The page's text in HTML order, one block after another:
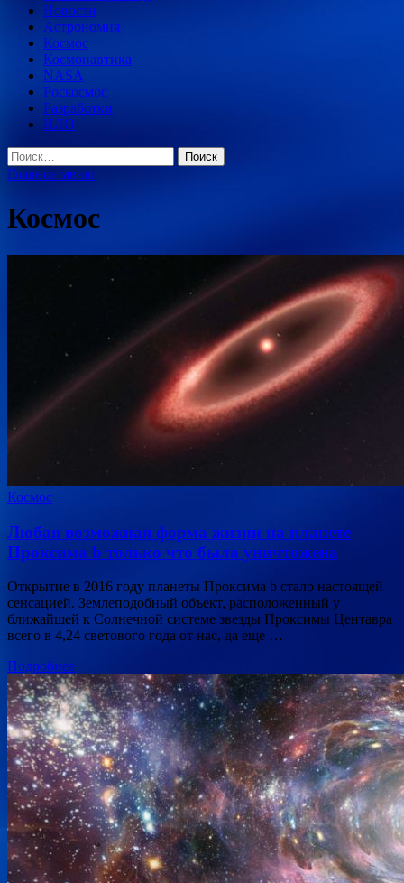
Новости
Астрономия
Космос
Космонавтика
NASA
Роскосмос
Разработки
НЛО
Найти:
Главное меню
Космос
Космос
Любая возможная форма жизни на планете
Проксима b только что была уничтожена
Открытие в 2016 году планеты Проксима b стало настоящей
сенсацией. Землеподобный объект, расположенный у
ближайшей к Солнечной системе звезды Проксимы Центавра
всего в 4,24 светового года от нас, да еще …
Подробнее